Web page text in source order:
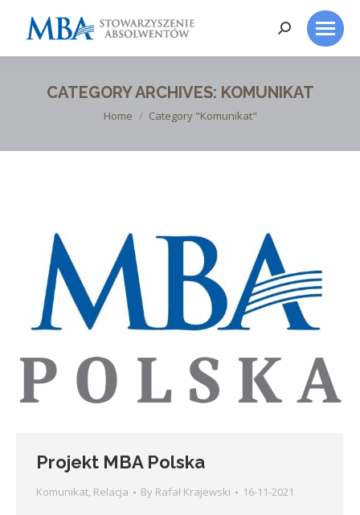
Search:
CATEGORY ARCHIVES: KOMUNIKAT
You are here:
Home Category "Komunikat"
Projekt MBA Polska
Komunikat, Relacja By Rafał Krajewski 16-11-2021